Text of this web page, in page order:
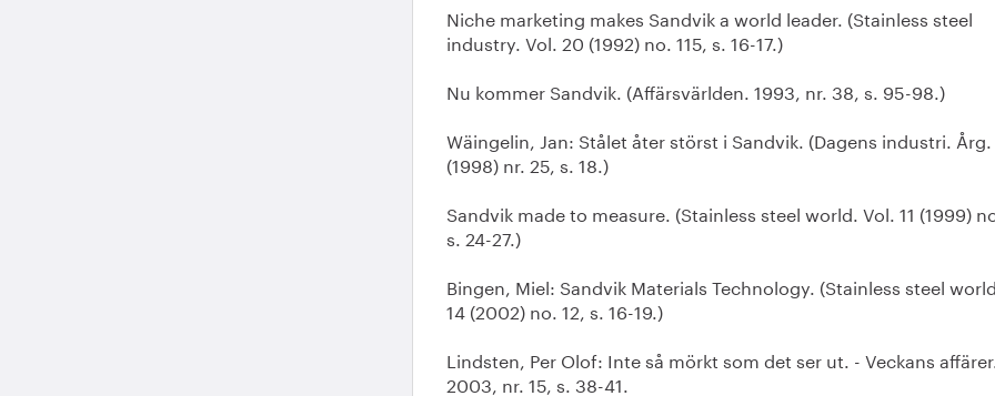
Niche marketing makes Sandvik a world leader. (Stainless steel
industry. Vol. 20 (1992) no. 115, s. 16-17.)
Nu kommer Sandvik. (Affärsvärlden. 1993, nr. 38, s. 95-98.)
Wäingelin, Jan: Stålet åter störst i Sandvik. (Dagens industri.
(1998) nr. 25, s. 18.)
Sandvik made to measure. (Stainless steel world. Vol. 11 (1999)
s. 24-27.)
Bingen, Miel: Sandvik Materials Technology. (Stainless steel
14 (2002) no. 12, s. 16-19.)
Lindsten, Per Olof: Inte så mörkt som det ser ut. - Veckans
2003, nr. 15, s. 38-41.